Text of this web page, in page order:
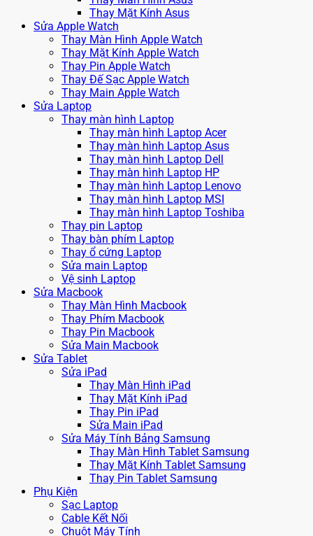
Thay Mặt Kính Asus
Sửa Apple Watch
Thay Màn Hình Apple Watch
Thay Mặt Kính Apple Watch
Thay Pin Apple Watch
Thay Đế Sạc Apple Watch
Thay Main Apple Watch
Sửa Laptop
Thay màn hình Laptop
Thay màn hình Laptop Acer
Thay màn hình Laptop Asus
Thay màn hình Laptop Dell
Thay màn hình Laptop HP
Thay màn hình Laptop Lenovo
Thay màn hình Laptop MSI
Thay màn hình Laptop Toshiba
Thay pin Laptop
Thay bàn phím Laptop
Thay ổ cứng Laptop
Sửa main Laptop
Vệ sinh Laptop
Sửa Macbook
Thay Màn Hình Macbook
Thay Phím Macbook
Thay Pin Macbook
Sửa Main Macbook
Sửa Tablet
Sửa iPad
Thay Màn Hình iPad
Thay Mặt Kính iPad
Thay Pin iPad
Sửa Main iPad
Sửa Máy Tính Bảng Samsung
Thay Màn Hình Tablet Samsung
Thay Mặt Kính Tablet Samsung
Thay Pin Tablet Samsung
Phụ Kiện
Sạc Laptop
Cable Kết Nối
Chuột Máy Tính